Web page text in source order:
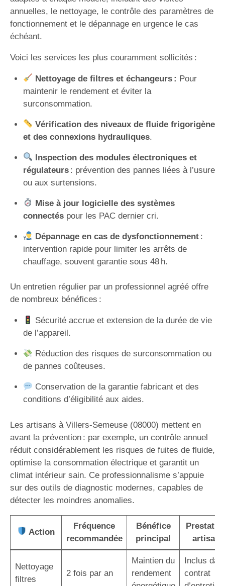
annuelles, le nettoyage, le contrôle des paramètres de
fonctionnement et le dépannage en urgence le cas
échéant.
Voici les services les plus couramment sollicités :
Nettoyage de filtres et échangeurs : Pour
maintenir le rendement et éviter la
surconsommation.
Vérification des niveaux de fluide frigorigène
et des connexions hydrauliques.
Inspection des modules électroniques et
régulateurs: prévention des pannes liées à l’usure
ou aux surtensions.
Mise à jour logicielle des systèmes
connectéspour les PAC dernier cri.
Dépannage en cas de dysfonctionnement:
intervention rapide pour limiter les arrêts de
chauffage, souvent garantie sous 48 h.
Un entretien régulier par un professionnel agréé offre
de nombreux bénéfices :
Sécurité accrue et extension de la durée de vie
de l’appareil.
Réduction des risques de surconsommation ou
de pannes coûteuses.
Conservation de la garantie fabricant et des
conditions d’éligibilité aux aides.
Les artisans à Villers-Semeuse (08000) mettent en
avant la prévention : par exemple, un contrôle annuel
réduit considérablement les risques de fuites de fluide,
optimise la consommation électrique et garantit un
climat intérieur sain. Ce professionnalisme s’appuie
sur des outils de diagnostic modernes, capables de
détecter les moindres anomalies.
Action
Fréquence
recommandée
Bénéfice
principal
artisan
Nettoyage
filtres
2 fois par an
Maintien du
rendement
Inclus
contrat